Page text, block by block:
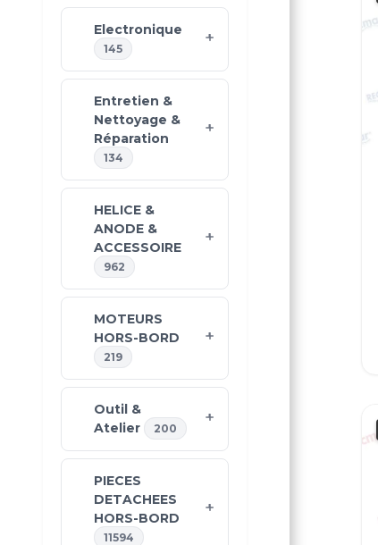
Electronique
145
Entretien &
Nettoyage &
Réparation
134
HELICE &
ANODE &
ACCESSOIRE
962
MOTEURS
HORS-BORD
219
Outil &
Atelier
200
PIECES
DETACHEES
HORS-BORD
11594